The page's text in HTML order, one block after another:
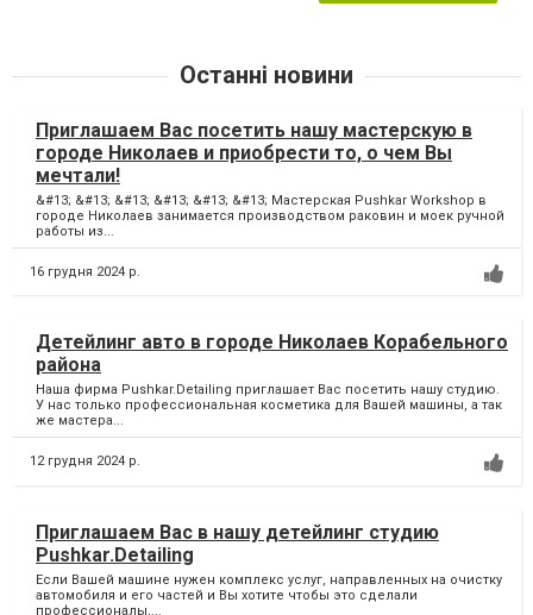
Останні новини
Приглашаем Вас посетить нашу мастерскую в
городе Николаев и приобрести то, о чем Вы
мечтали!
&#13; &#13; &#13; &#13; &#13; &#13; Мастерская Pushkar Workshop в
городе Николаев занимается производством раковин и моек ручной
работы из...
16 грудня 2024 р.
Детейлинг авто в городе Николаев Корабельного
района
Наша фирма Pushkar.Detailing приглашает Вас посетить нашу студию.
У нас только профессиональная косметика для Вашей машины, а так
же мастера...
12 грудня 2024 р.
Приглашаем Вас в нашу детейлинг студию
Pushkar.Detailing
Если Вашей машине нужен комплекс услуг, направленных на очистку
автомобиля и его частей и Вы хотите чтобы это сделали
профессионалы,...